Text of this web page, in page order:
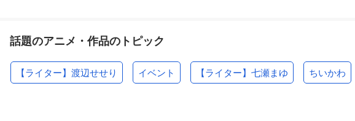
話題のアニメ・作品のトピック
【ライター】渡辺せせり イベント 【ライター】七瀬まゆ ちいかわ